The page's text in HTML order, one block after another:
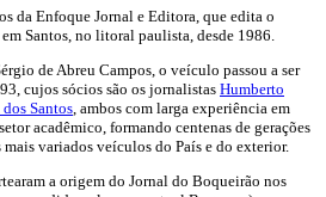
da Enfoque Jornal e Editora, que edita o
Santos, no litoral paulista, desde 1986.
de Abreu Campos, o veículo passou a ser
cujos sócios são os jornalistas Humberto
Santos , ambos com larga experiência em
acadêmico, formando centenas de gerações
variados veículos do País e do exterior.
a origem do Jornal do Boqueirão nos